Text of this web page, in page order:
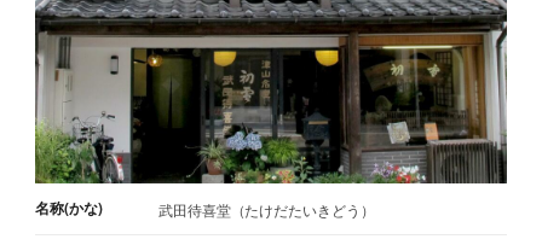
名称(かな) 武田待喜堂（たけだたいきどう）